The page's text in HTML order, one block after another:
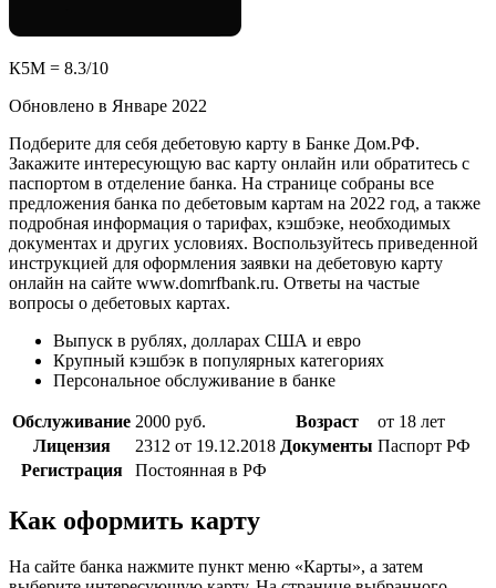
К5М = 8.3/10
Обновлено в Январе 2022
Подберите для себя дебетовую карту в Банке Дом.РФ.
Закажите интересующую вас карту онлайн или обратитесь с
паспортом в отделение банка. На странице собраны все
предложения банка по дебетовым картам на 2022 год, а также
подробная информация о тарифах, кэшбэке, необходимых
документах и других условиях. Воспользуйтесь приведенной
инструкцией для оформления заявки на дебетовую карту
онлайн на сайте www.domrfbank.ru. Ответы на частые
вопросы о дебетовых картах.
Выпуск в рублях, долларах США и евро
Крупный кэшбэк в популярных категориях
Персональное обслуживание в банке
Обслуживание 2000 руб. Возраст
от 18 лет
Лицензия
2312 от 19.12.2018 Документы Паспорт РФ
Регистрация
Постоянная в РФ
Как оформить карту
На сайте банка нажмите пункт меню «Карты», а затем